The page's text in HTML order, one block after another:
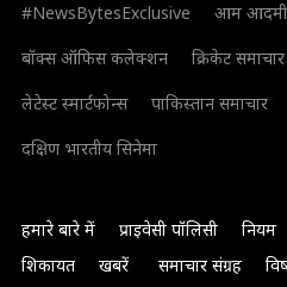
#NewsBytesExclusive
आम आदमी
बॉक्स ऑफिस कलेक्शन
क्रिकेट समाचार
लेटेस्ट स्मार्टफोन्स
पाकिस्तान समाचार
दक्षिण भारतीय सिनेमा
हमारे बारे में प्राइवेसी पॉलिसी नियम
शिकायत
खबरें समाचार संग्रह